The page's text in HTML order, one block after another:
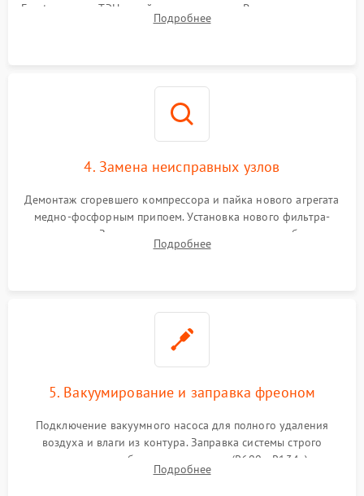
Frost, включая ТЭН оттайки и вентилятор. Ремонт или замена
платы управления при сбоях алгоритмов.
Подробнее
4. Замена неисправных узлов
Демонтаж сгоревшего компрессора и пайка нового агрегата
медно-фосфорным припоем. Установка нового фильтра-
осушителя. Замена изношенных вентиляторов обдува,
сломанных заслонок или поврежденных дверных петель.
Подробнее
5. Вакуумирование и заправка фреоном
Подключение вакуумного насоса для полного удаления
воздуха и влаги из контура. Заправка системы строго
дозированным объемом хладагента (R600a, R134a) по
электронным весам. Контроль рабочего давления в системе.
Подробнее